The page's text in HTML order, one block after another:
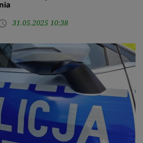
31.05.2025 10:38